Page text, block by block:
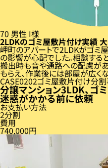
70 男性 I様
2LDKのゴミ屋敷片付け実績
岬町のアパートで2LDKがゴミ
の影響が心配でした。相談する
搬出時も音や通路への配慮が
もらえ、作業後には部屋が広く
CASE 02ゴミ屋敷片付け分
分譲マンション3LDK、ゴ
迷惑がかかる前に依頼
お支払い方法
2分割
費用
740,000円